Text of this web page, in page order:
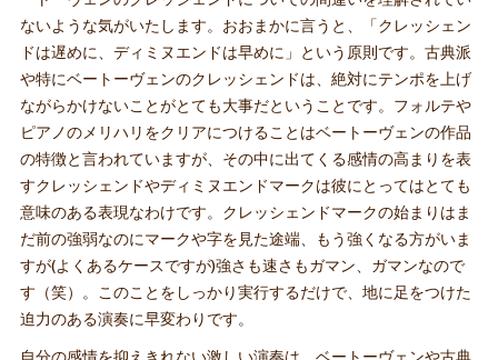
ないような気がいたします。おおまかに言うと、「クレッシェン
ドは遅めに、ディミヌエンドは早めに」という原則です。古典派
や特にベートーヴェンのクレッシェンドは、絶対にテンポを上げ
ながらかけないことがとても大事だということです。フォルテや
ピアノのメリハリをクリアにつけることはベートーヴェンの作品
の特徴と言われていますが、その中に出てくる感情の高まりを表
すクレッシェンドやディミヌエンドマークは彼にとってはとても
意味のある表現なわけです。クレッシェンドマークの始まりはま
だ前の強弱なのにマークや字を見た途端、もう強くなる方がいま
すが(よくあるケースですが)強さも速さもガマン、ガマンなので
す（笑）。このことをしっかり実行するだけで、地に足をつけた
迫力のある演奏に早変わりです。